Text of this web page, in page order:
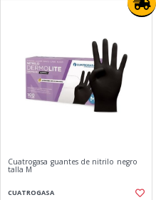
Cuatrogasa guantes de nitrilo negro
talla M
CUATROGASA